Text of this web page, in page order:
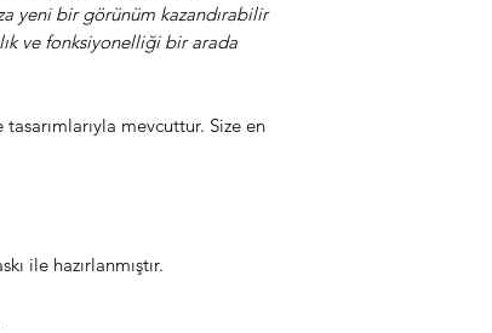
yeni bir görünüm kazandırabilir
ve fonksiyonelliği bir arada
mevcuttur. Size en
ile hazırlanmıştır.